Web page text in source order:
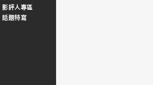
影評人專區
話題特寫